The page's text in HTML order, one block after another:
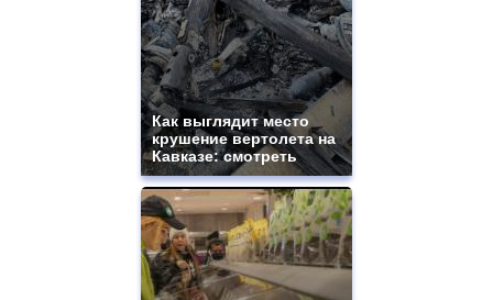
Как выглядит место
крушение вертолета на
Кавказе: смотреть